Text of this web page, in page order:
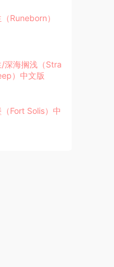
Runeborn）
深海搁浅（Stra
）中文版
Fort Solis）中